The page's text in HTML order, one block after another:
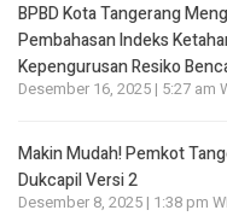
BPBD Kota Tangerang
Pembahasan lndeks
Kepengurusan Resiko
Desember 16, 2025 | 5:27 am
Makin Mudah! Pemkot
Dukcapil Versi 2
Desember 8, 2025 | 1:38 pm